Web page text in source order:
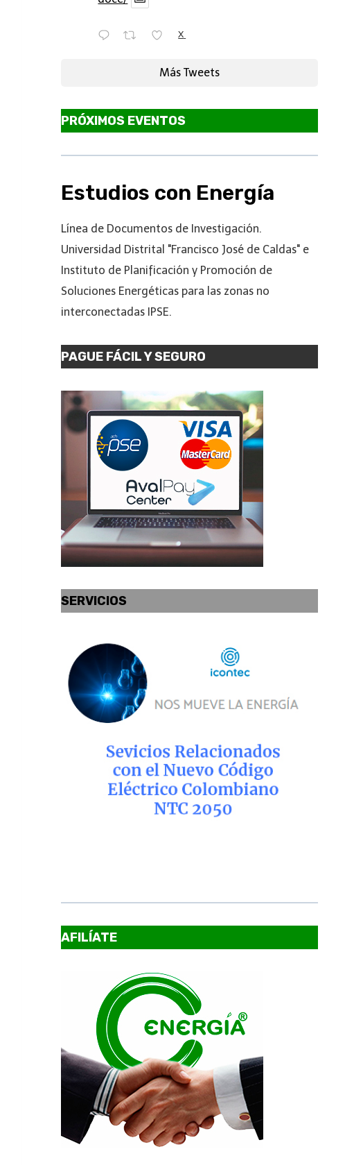
X
Más Tweets
PRÓXIMOS EVENTOS
Estudios con Energía
Línea de Documentos de Investigación.
Universidad Distrital "Francisco José de Caldas" e
Instituto de Planificación y Promoción de
Soluciones Energéticas para las zonas no
interconectadas IPSE.
PAGUE FÁCIL Y SEGURO
SERVICIOS
AFILÍATE